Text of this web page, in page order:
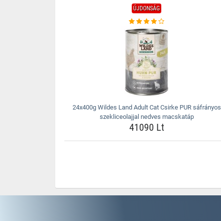
ÚJDONSÁG
24x400g Wildes Land Adult Cat Csirke PUR sáfrányos
szekliceolajjal nedves macskatáp
41090 Lt